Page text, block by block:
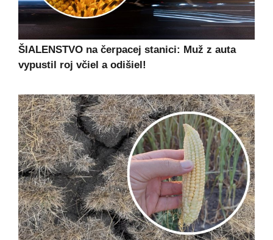
ŠIALENSTVO na čerpacej stanici: Muž z auta
vypustil roj včiel a odišiel!